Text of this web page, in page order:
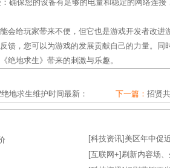
确保您的设备有足够的电量和稳定的网络连接
会给玩家带来不便，但它也是游戏开发者改进
馈，您可以为游戏的发展贡献自己的力量。同
绝地求生》带来的刺激与乐趣。
地求生维护时间最新： 下一篇： 招贤
[科技资讯] 美区年中促
[互联网+] 刷新内容场